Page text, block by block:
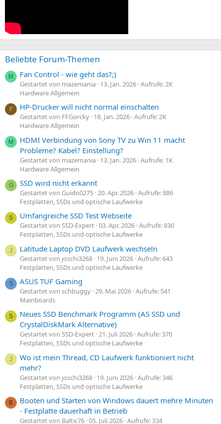
Beliebte Forum-Themen
M Fan Control - wie geht das?;)
Gestartet von mazemania 13. Jan. 2026 Aufrufe: 2K
Hardware Allgemein
F HP-Drucker will nicht normal einschalten
Gestartet von FFGorcky 18. Jan. 2026 Aufrufe: 2K
Hardware Allgemein
M
HDMI Verbindung von Sony TV zu Win 11 macht
Probleme? Kabel? Einstellung?
Gestartet von mazemania 13. Jan. 2026 Aufrufe: 1K
Hardware Allgemein
G SSD wird nicht erkannt
Gestartet von Guido0275 20. Apr. 2026 Aufrufe: 886
Festplatten, SSDs und optische Laufwerke
S Umfangreiche SSD Test Webseite
Gestartet von SSD-Expert 03. Apr. 2026 Aufrufe: 830
Festplatten, SSDs und optische Laufwerke
J Latitude Laptop DVD Laufwerk wechseln
Gestartet von joschi3268 19. Juni 2026 Aufrufe: 643
Festplatten, SSDs und optische Laufwerke
S ASUS TUF Gaming
Gestartet von schbuggy 29. Mai 2026 Aufrufe: 541
Mainboards
S
Neues SSD Benchmark Programm (AS SSD und
CrystalDiskMark Alternative)
Gestartet von SSD-Expert 21. Juli 2026 Aufrufe: 370
Festplatten, SSDs und optische Laufwerke
J
Wo ist mein Thread, CD Laufwerk funktioniert nicht
mehr?
Gestartet von joschi3268 19. Juni 2026 Aufrufe: 346
Festplatten, SSDs und optische Laufwerke
B
Booten und Starten von Windows dauert mehre Minuten
- Festplatte dauerhaft in Betrieb
Gestartet von Baltic76 05. Juli 2026 Aufrufe: 334